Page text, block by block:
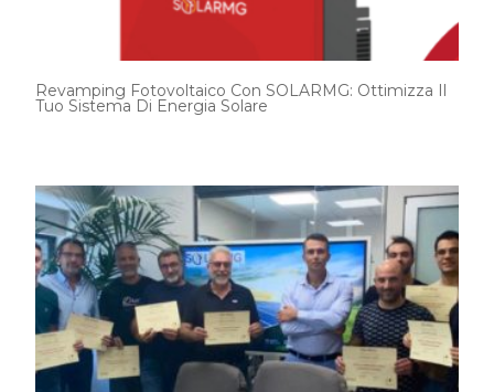
Revamping Fotovoltaico Con SOLARMG: Ottimizza Il
Tuo Sistema Di Energia Solare